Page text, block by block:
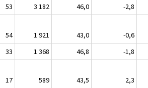
53 3 182 46,0
-2,8
54 1 921 43,0
-0,6
33 1 368 46,8
-1,8
17 589 43,5
2,3